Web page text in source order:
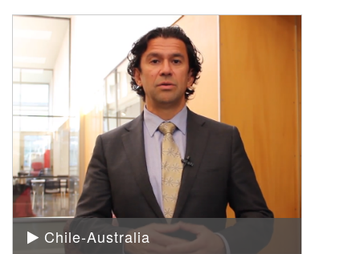
Chile-Australia